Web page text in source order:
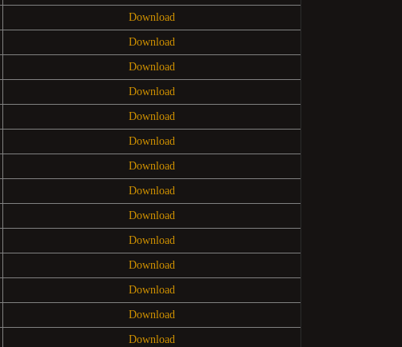
Download
Download
Download
Download
Download
Download
Download
Download
Download
Download
Download
Download
Download
Download